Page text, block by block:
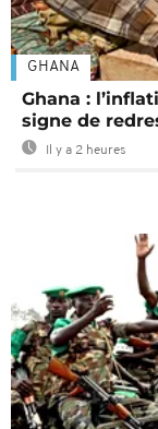
GHANA
Ghana :
signe de
Il y a 2 heures